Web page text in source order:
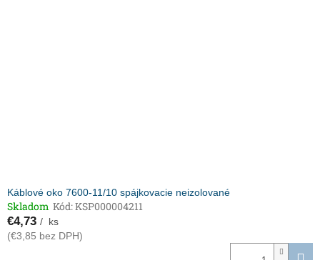
Káblové oko 7600-11/10 spájkovacie neizolované
Skladom Kód:KSP000004211
€4,73 / ks
(€3,85 bez DPH)